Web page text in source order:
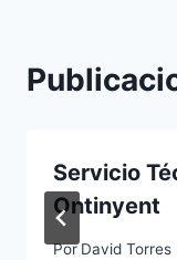
Servicio
Ontinyent
Por David Torres